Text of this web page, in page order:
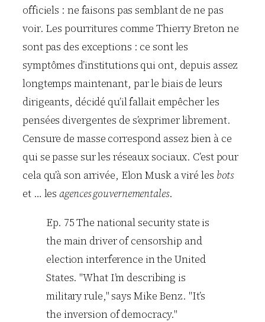
officiels : ne faisons pas semblant de ne pas
voir. Les pourritures comme Thierry Breton ne
sont pas des exceptions : ce sont les
symptômes d’institutions qui ont, depuis assez
longtemps maintenant, par le biais de leurs
dirigeants, décidé qu’il fallait empêcher les
pensées divergentes de s’exprimer librement.
Censure de masse correspond assez bien à ce
qui se passe sur les réseaux sociaux. C’est pour
cela qu’à son arrivée, Elon Musk a viré les bots
et … lesagences gouvernementales.
Ep. 75 The national security state is
the main driver of censorship and
election interference in the United
States. "What I’m describing is
military rule," says Mike Benz. "It’s
the inversion of democracy."